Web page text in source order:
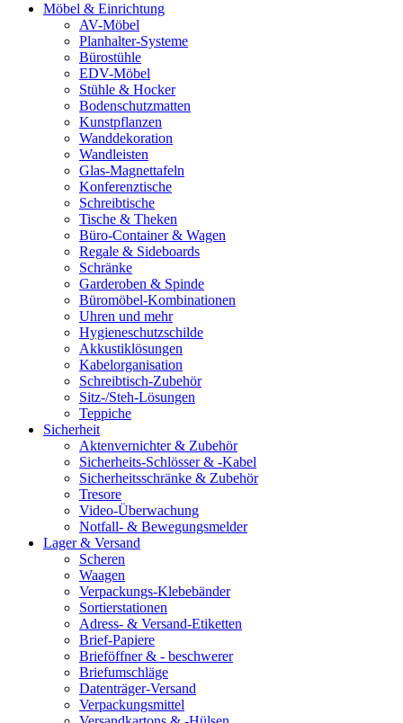
Möbel & Einrichtung
AV-Möbel
Planhalter-Systeme
Bürostühle
EDV-Möbel
Stühle & Hocker
Bodenschutzmatten
Kunstpflanzen
Wanddekoration
Wandleisten
Glas-Magnettafeln
Konferenztische
Schreibtische
Tische & Theken
Büro-Container & Wagen
Regale & Sideboards
Schränke
Garderoben & Spinde
Büromöbel-Kombinationen
Uhren und mehr
Hygieneschutzschilde
Akkustiklösungen
Kabelorganisation
Schreibtisch-Zubehör
Sitz-/Steh-Lösungen
Teppiche
Sicherheit
Aktenvernichter & Zubehör
Sicherheits-Schlösser & -Kabel
Sicherheitsschränke & Zubehör
Tresore
Video-Überwachung
Notfall- & Bewegungsmelder
Lager & Versand
Scheren
Waagen
Verpackungs-Klebebänder
Sortierstationen
Adress- & Versand-Etiketten
Brief-Papiere
Brieföffner & - beschwerer
Briefumschläge
Datenträger-Versand
Verpackungsmittel